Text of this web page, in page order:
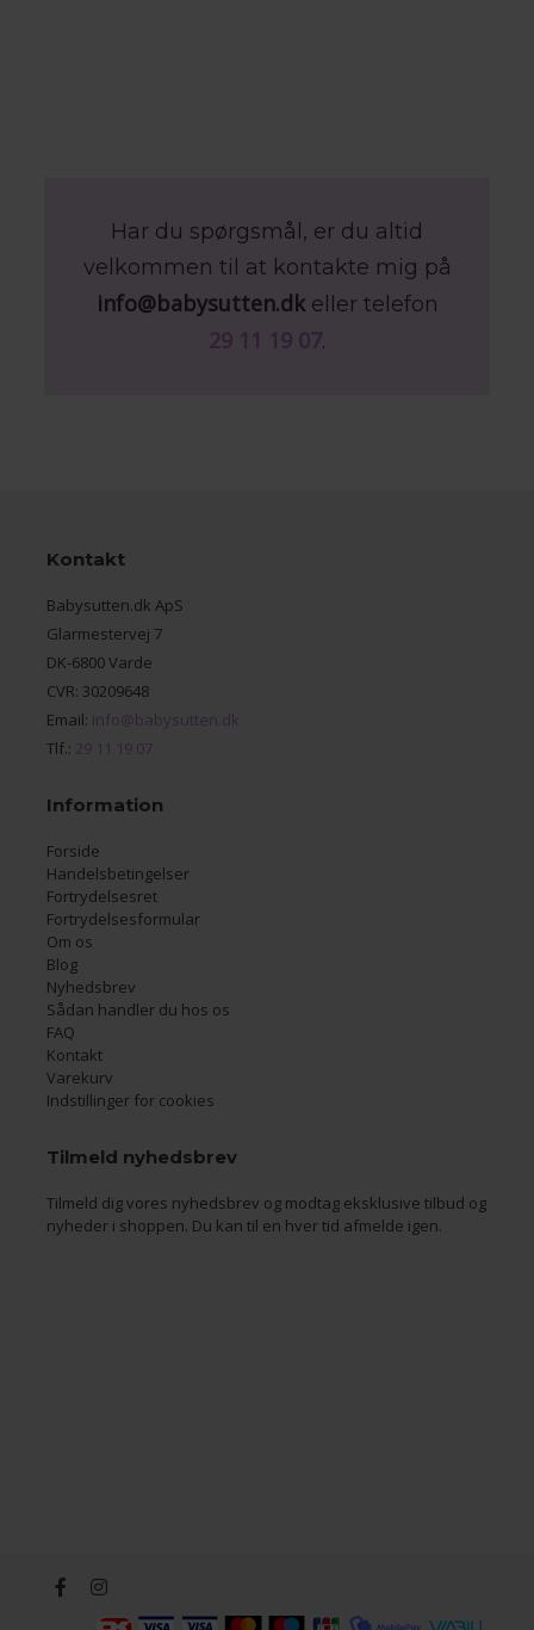
Har du spørgsmål, er du altid
velkommen til at kontakte mig på
info@babysutten.dkeller telefon
29 11 19 07.
Kontakt
Babysutten.dk ApS
Glarmestervej 7
DK-6800 Varde
CVR: 30209648
Email: info@babysutten.dk
Tlf.: 29 11 19 07
Information
Forside
Handelsbetingelser
Fortrydelsesret
Fortrydelsesformular
Om os
Blog
Nyhedsbrev
Sådan handler du hos os
FAQ
Kontakt
Varekurv
Indstillinger for cookies
Tilmeld nyhedsbrev
Tilmeld dig vores nyhedsbrev og modtag eksklusive tilbud og
nyheder i shoppen. Du kan til en hver tid afmelde igen.